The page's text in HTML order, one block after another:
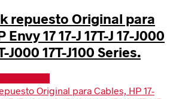
repuesto Original para
17 17-J 17T-J 17-J000
J000 17T-J100 Series.